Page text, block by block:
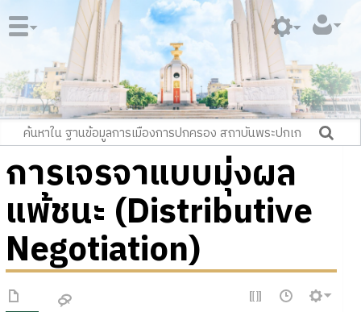
การเจรจาแบบมุ่งผล
แพ้ชนะ (Distributive
Negotiation)